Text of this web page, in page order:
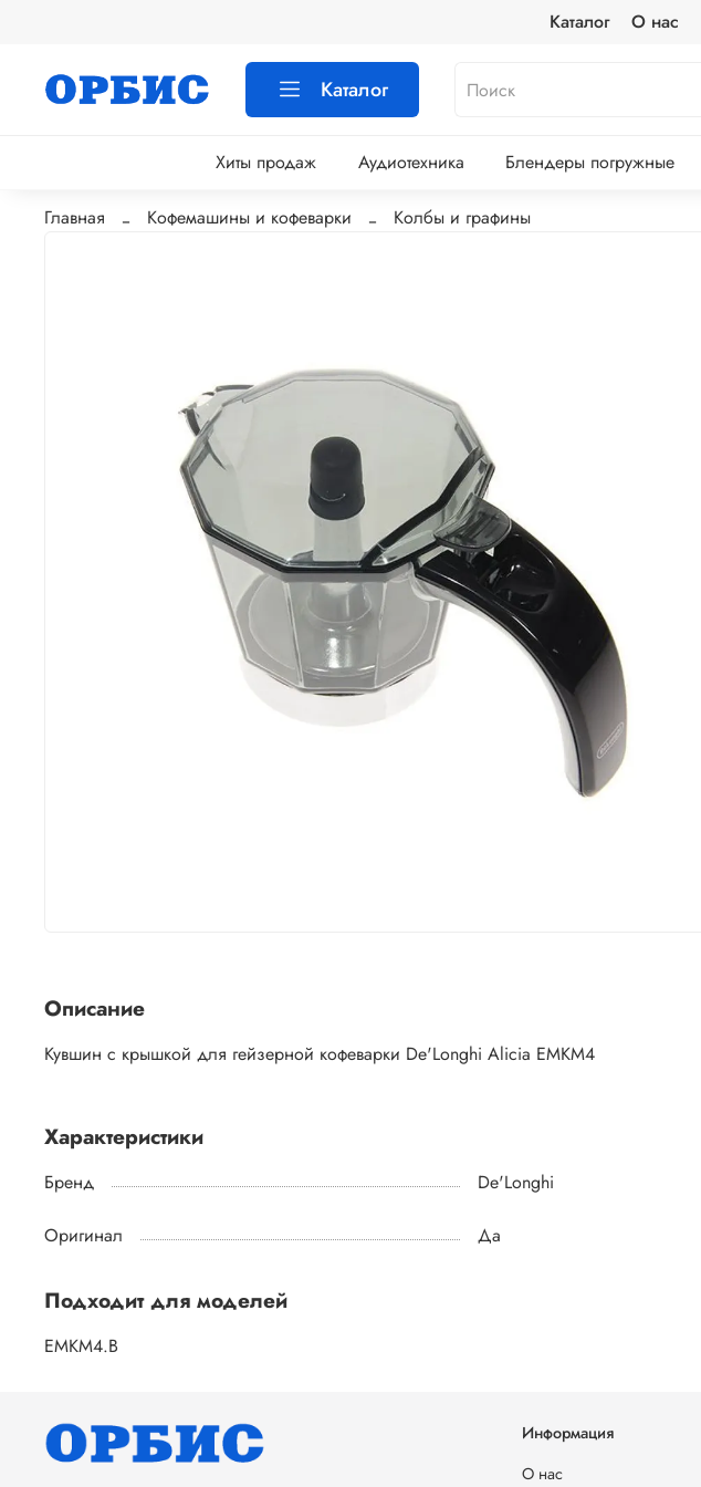
Каталог О нас
Каталог
Хиты продаж Аудиотехника Блендеры погружные
Главная Кофемашины и кофеварки Колбы и графины
Описание
Кувшин с крышкой для гейзерной кофеварки De'Longhi Alicia EMKM4
Характеристики
Бренд De'Longhi
Оригинал Да
Подходит для моделей
EMKM4.B
Информация
О нас